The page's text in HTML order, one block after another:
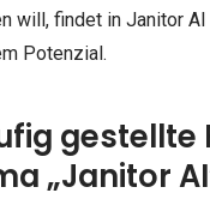
will, findet in Janitor
Potenzial.
gestellte
„Janitor